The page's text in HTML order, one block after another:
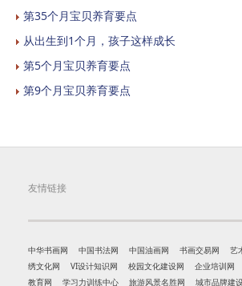
第35个月宝贝养育要点
从出生到1个月，孩子这样成长
第5个月宝贝养育要点
第9个月宝贝养育要点
友情链接
中华书画网 中国书法网 中国油画网 书画交易网 艺
绣文化网
VI设计知识网 校园文化建设网 企业培训网
教育网
学习力训练中心 旅游风景名胜网 城市品牌建